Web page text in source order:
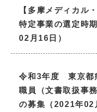
【多摩メディカル
特定事業の選定時
02月16日）
令和3年度 東京都
職員（文書取扱事
の募集（2021年02